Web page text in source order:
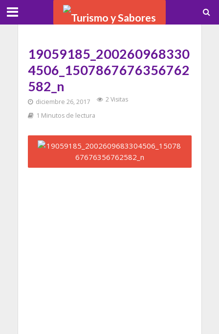
19059185_200260968330
4506_1507867676356762
582_n
diciembre 26, 2017
2 Visitas
1 Minutos de lectura